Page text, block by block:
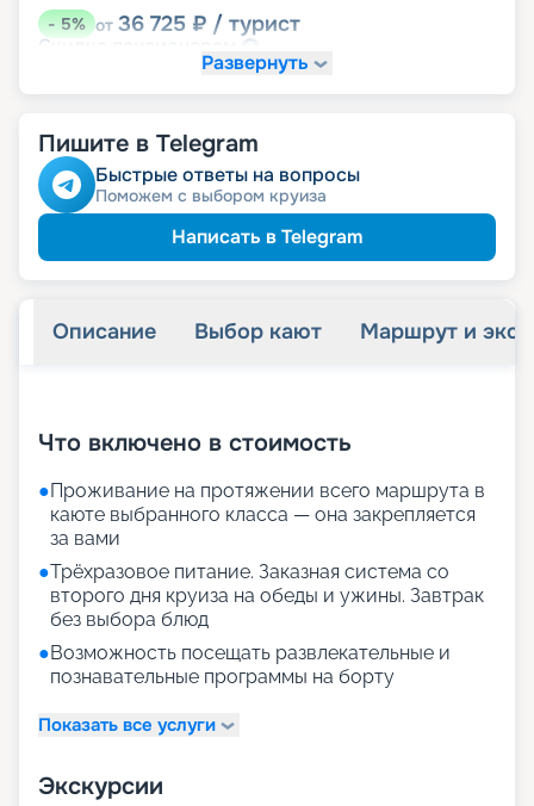
-5% от 36 725 ₽ / турист
Скидка
Развернуть
Пишите в Telegram
Быстрые ответы на вопросы
Поможем с выбором круиза
Написать в Telegram
Описание Выбор кают Маршрут и
Что включено в стоимость
●Проживание на протяжении всего маршрута в
каюте выбранного класса — она закрепляется
за вами
●Трёхразовое питание. Заказная система со
второго дня круиза на обеды и ужины. Завтрак
без выбора блюд
●Возможность посещать развлекательные и
познавательные программы на борту
Показать все услуги
Экскурсии